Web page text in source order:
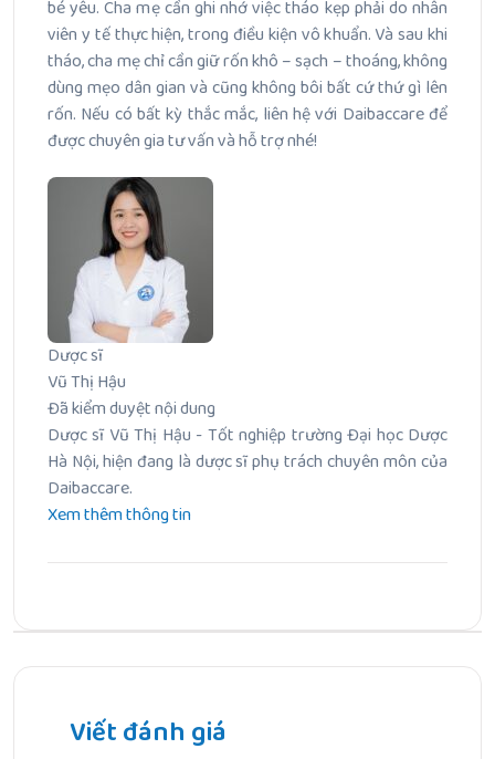
bé yêu. Cha mẹ cần ghi nhớ việc tháo kẹp phải do nhân
viên y tế thực hiện, trong điều kiện vô khuẩn. Và sau khi
tháo, cha mẹ chỉ cần giữ rốn khô – sạch – thoáng, không
dùng mẹo dân gian và cũng không bôi bất cứ thứ gì lên
rốn. Nếu có bất kỳ thắc mắc, liên hệ với Daibaccare để
được chuyên gia tư vấn và hỗ trợ nhé!
Dược sĩ
Vũ Thị Hậu
Đã kiểm duyệt nội dung
Dược sĩ Vũ Thị Hậu - Tốt nghiệp trường Đại học Dược
Hà Nội, hiện đang là dược sĩ phụ trách chuyên môn của
Daibaccare.
Xem thêm thông tin
Bé không chịu đánh răng phải làm sao? Bí quyết giúp trẻ
Viết đánh giá